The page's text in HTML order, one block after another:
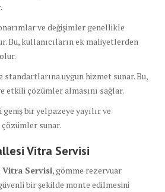
ve değişimler genellikle
Bu, kullanıcıların ek maliyetlerden
standartlarına uygun hizmet sunar. Bu,
etkili çözümler almasını sağlar.
bir yelpazeye yayılır ve
sunar.
Vitra Servisi
Vitra Servisi, gömme rezervuar
bir şekilde monte edilmesini